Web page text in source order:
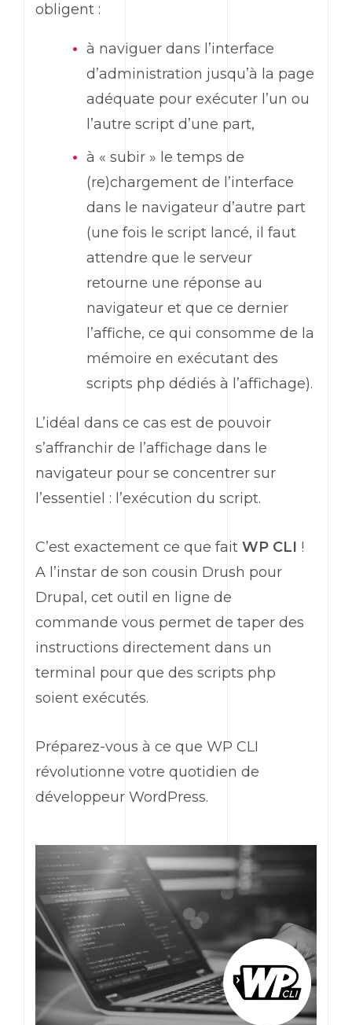
obligent :
à naviguer dans l’interface
d’administration jusqu’à la page
adéquate pour exécuter l’un ou
l’autre script d’une part,
à « subir » le temps de
(re)chargement de l’interface
dans le navigateur d’autre part
(une fois le script lancé, il faut
attendre que le serveur
retourne une réponse au
navigateur et que ce dernier
l’affiche, ce qui consomme de la
mémoire en exécutant des
scripts php dédiés à l’affichage).
L’idéal dans ce cas est de pouvoir
s’affranchir de l’affichage dans le
navigateur pour se concentrer sur
l’essentiel : l’exécution du script.
C’est exactement ce que fait WP CLI !
A l’instar de son cousin Drush pour
Drupal, cet outil en ligne de
commande vous permet de taper des
instructions directement dans un
terminal pour que des scripts php
soient exécutés.
Préparez-vous à ce que WP CLI
révolutionne votre quotidien de
développeur WordPress.